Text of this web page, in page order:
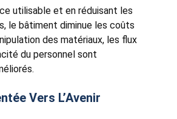
utilisable et en réduisant les
le bâtiment diminue les coûts
des matériaux, les flux
du personnel sont
Vers L’Avenir